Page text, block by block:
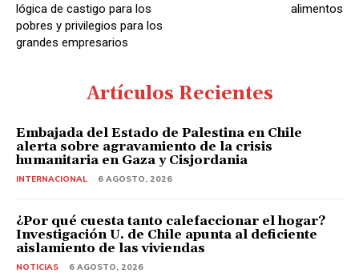
lógica de castigo para los
pobres y privilegios para los
grandes empresarios
alimentos
Artículos Recientes
Embajada del Estado de Palestina en Chile
alerta sobre agravamiento de la crisis
humanitaria en Gaza y Cisjordania
INTERNACIONAL 6 AGOSTO, 2026
¿Por qué cuesta tanto calefaccionar el hogar?
Investigación U. de Chile apunta al deficiente
aislamiento de las viviendas
NOTICIAS 6 AGOSTO, 2026